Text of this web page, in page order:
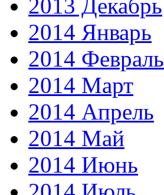
2013 Декабрь
2014 Январь
2014 Февраль
2014 Март
2014 Апрель
2014 Май
2014 Июнь